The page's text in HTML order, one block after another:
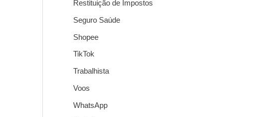
Restituição de Impostos
Seguro Saúde
Shopee
TikTok
Trabalhista
Voos
WhatsApp